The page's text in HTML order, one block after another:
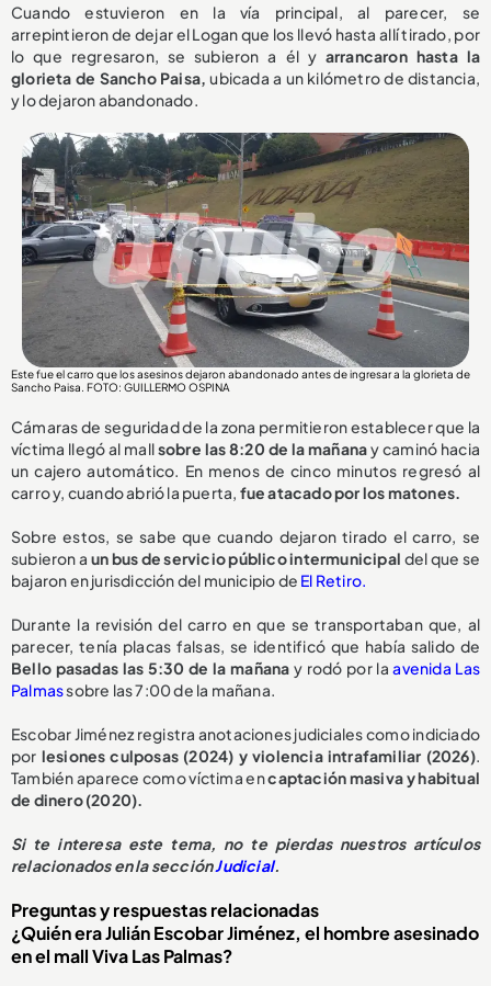
Cuando estuvieron en la vía principal, al parecer, se
arrepintieron de dejar el Logan que los llevó hasta allí tirado, por
lo que regresaron, se subieron a él y arrancaron hasta la
glorieta de Sancho Paisa, ubicada a un kilómetro de distancia,
y lo dejaron abandonado.
Este fue el carro que los asesinos dejaron abandonado antes de ingresar a la glorieta de
Sancho Paisa. FOTO: GUILLERMO OSPINA
Cámaras de seguridad de la zona permitieron establecer que la
víctima llegó al mallsobre las 8:20 de la mañanay caminó hacia
un cajero automático. En menos de cinco minutos regresó al
carro y, cuando abrió la puerta, fue atacado por los matones.
Sobre estos, se sabe que cuando dejaron tirado el carro, se
subieron a un bus de servicio público intermunicipal del que se
bajaron en jurisdicción del municipio de El Retiro.
Durante la revisión del carro en que se transportaban que, al
parecer, tenía placas falsas, se identificó que había salido de
Bello pasadas las 5:30 de la mañana y rodó por la avenida Las
Palmassobre las 7:00 de la mañana.
Escobar Jiménez registra anotaciones judiciales como indiciado
por lesiones culposas (2024) y violencia intrafamiliar (2026).
También aparece como víctima encaptación masiva y habitual
de dinero (2020).
Si te interesa este tema, no te pierdas nuestros artículos
relacionados en la secciónJudicial.
Preguntas y respuestas relacionadas
¿Quién era Julián Escobar Jiménez, el hombre asesinado
en el mall Viva Las Palmas?